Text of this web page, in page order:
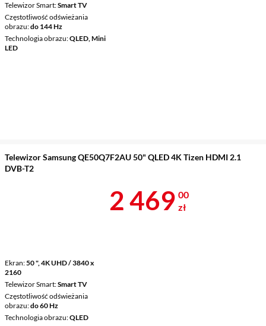
Telewizor Smart Smart TV
Częstotliwość odświeżania
obrazu do 144 Hz
Technologia obrazu QLED, Mini
LED
Telewizor Samsung QE50Q7F2AU 50" QLED 4K Tizen HDMI 2.1
DVB-T2
Ekran 50 ", 4K UHD / 3840 x
2160
Telewizor Smart Smart TV
Częstotliwość odświeżania
obrazu do 60 Hz
Technologia obrazu QLED
Cena 2 469 zł
2 469 00
zł